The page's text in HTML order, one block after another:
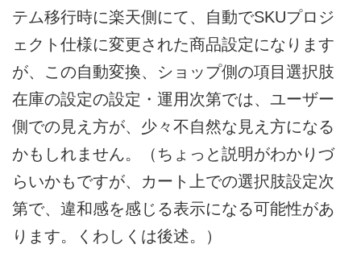
テム移行時に楽天側にて、自動でSKUプロジ
ェクト仕様に変更された商品設定になります
が、この自動変換、ショップ側の項目選択肢
在庫の設定の設定・運用次第では、ユーザー
側での見え方が、少々不自然な見え方になる
かもしれません。（ちょっと説明がわかりづ
らいかもですが、カート上での選択肢設定次
第で、違和感を感じる表示になる可能性があ
ります。くわしくは後述。）